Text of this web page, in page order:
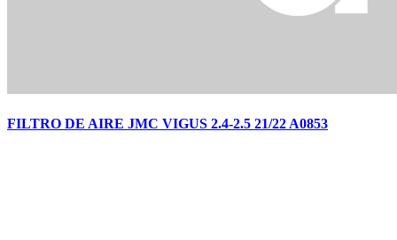
FILTRO DE AIRE JMC VIGUS 2.4-2.5 21/22 A0853